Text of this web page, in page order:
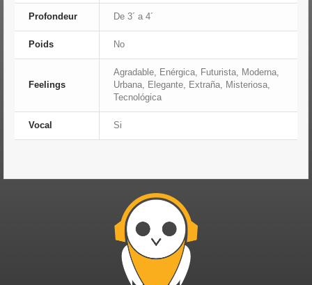
Profondeur De 3´ a 4´
Poids No
Feelings
Agradable, Enérgica, Futurista, Moderna,
Urbana, Elegante, Extraña, Misteriosa,
Tecnológica
Vocal Si